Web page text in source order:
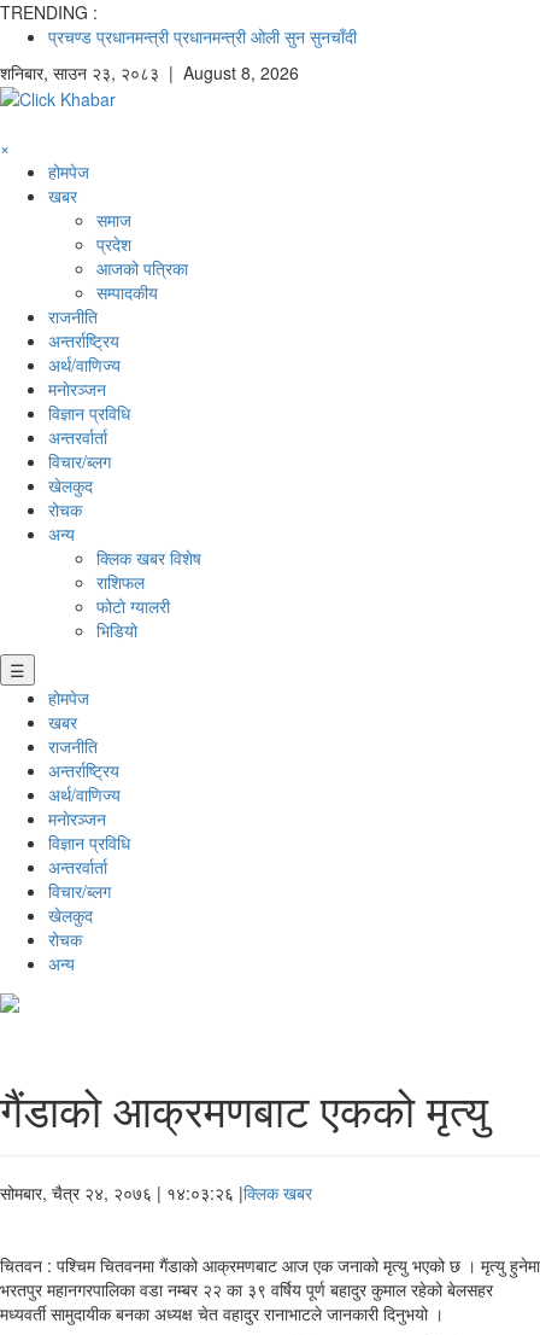
TRENDING :
प्रचण्ड प्रधानमन्त्री प्रधानमन्त्री ओली सुन सुनचाँदी
शनिबार, साउन २३, २०८३ | August 8, 2026
×
होमपेज
खबर
समाज
प्रदेश
आजको पत्रिका
सम्पादकीय
राजनीति
अन्तर्राष्ट्रिय
अर्थ/वाणिज्य
मनाेरञ्जन
विज्ञान प्रविधि
अन्तरर्वार्ता
विचार/ब्लग
खेलकुद
रोचक
अन्य
क्लिक खबर विशेष
राशिफल
फोटो ग्यालरी
भिडियो
☰
होमपेज
खबर
राजनीति
अन्तर्राष्ट्रिय
अर्थ/वाणिज्य
मनाेरञ्जन
विज्ञान प्रविधि
अन्तरर्वार्ता
विचार/ब्लग
खेलकुद
रोचक
अन्य
गैंडाको आक्रमणबाट एकको मृत्यु
सोमबार, चैत्र २४, २०७६ | १४:०३:२६ |क्लिक खबर
चितवन : पश्चिम चितवनमा गैंडाको आक्रमणबाट आज एक जनाको मृत्यु भएको छ । मृत्यु हुनेमा
भरतपुर महानगरपालिका वडा नम्बर २२ का ३९ वर्षिय पूर्ण बहादुर कुमाल रहेको बेलसहर
मध्यवर्ती सामुदायीक बनका अध्यक्ष चेत वहादुर रानाभाटले जानकारी दिनुभयो ।